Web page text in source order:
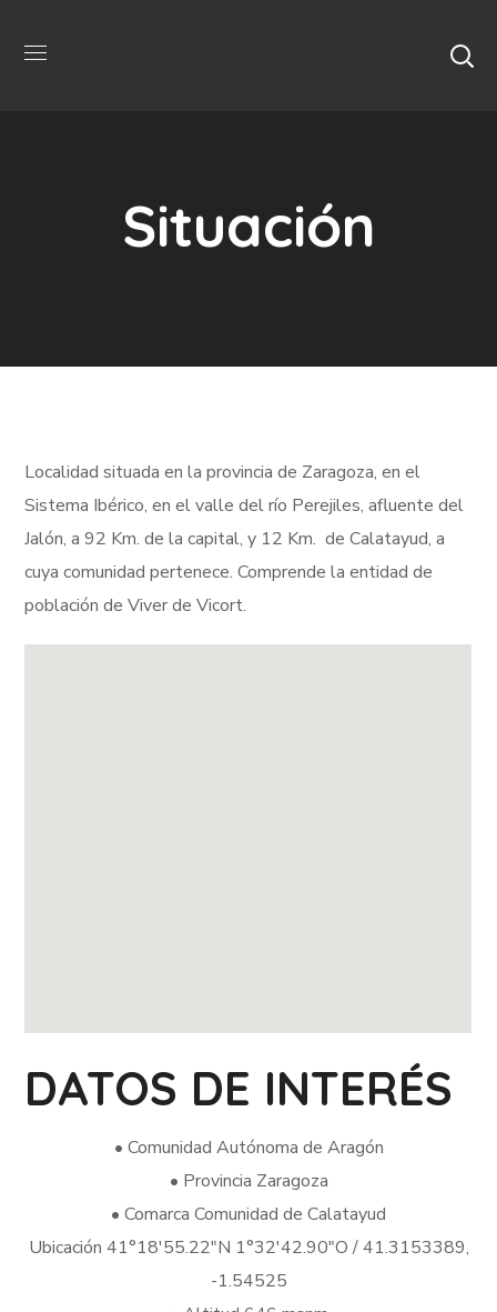
Situación
Localidad situada en la provincia de Zaragoza, en el
Sistema Ibérico, en el valle del río Perejiles, afluente del
Jalón, a 92 Km. de la capital, y 12 Km. de Calatayud, a
cuya comunidad pertenece. Comprende la entidad de
población de Viver de Vicort.
DATOS DE INTERÉS
• Comunidad Autónoma de Aragón
• Provincia Zaragoza
• Comarca Comunidad de Calatayud
Ubicación 41°18′55.22″N 1°32′42.90″O / 41.3153389,
-1.54525